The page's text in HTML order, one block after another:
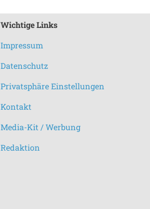
Wichtige Links
Impressum
Datenschutz
Privatsphäre Einstellungen
Kontakt
Media-Kit / Werbung
Redaktion